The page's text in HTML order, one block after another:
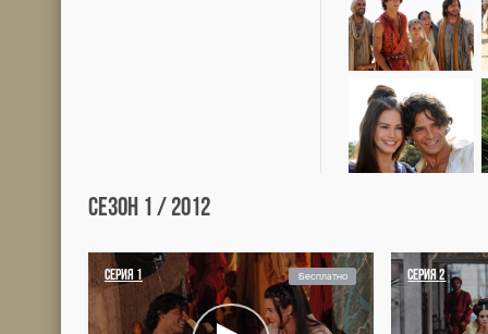
26 ноября 2012 г.
Radiotelevisione Italiana (RAI)
СТРАНЫ
Италия